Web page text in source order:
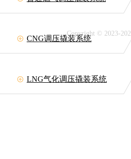
CNG调压撬装系统
LNG气化调压撬装系统
Copyright © 2023-